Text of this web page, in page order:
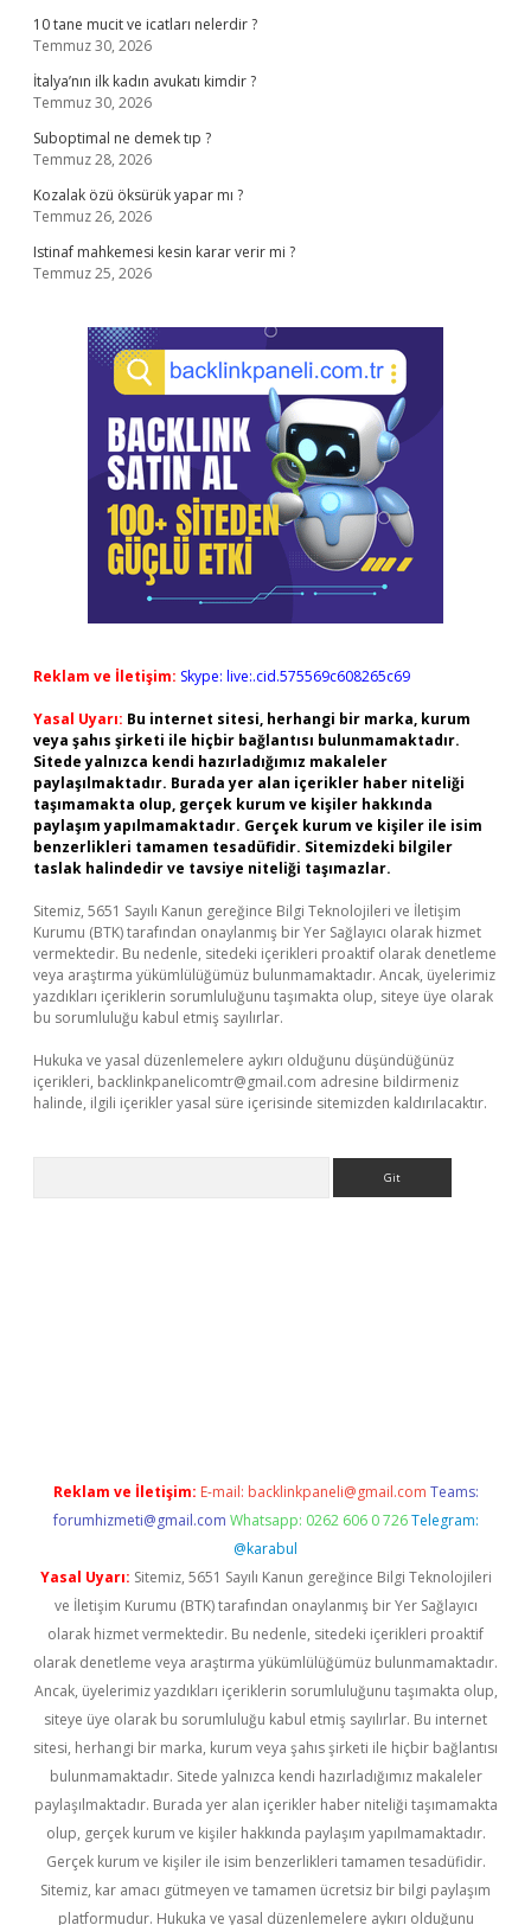
10 tane mucit ve icatları nelerdir ?
Temmuz 30, 2026
İtalya’nın ilk kadın avukatı kimdir ?
Temmuz 30, 2026
Suboptimal ne demek tıp ?
Temmuz 28, 2026
Kozalak özü öksürük yapar mı ?
Temmuz 26, 2026
Istinaf mahkemesi kesin karar verir mi ?
Temmuz 25, 2026
Reklam ve İletişim: Skype: live:.cid.575569c608265c69
Yasal Uyarı: Bu internet sitesi, herhangi bir marka, kurum
veya şahıs şirketi ile hiçbir bağlantısı bulunmamaktadır.
Sitede yalnızca kendi hazırladığımız makaleler
paylaşılmaktadır. Burada yer alan içerikler haber niteliği
taşımamakta olup, gerçek kurum ve kişiler hakkında
paylaşım yapılmamaktadır. Gerçek kurum ve kişiler ile isim
benzerlikleri tamamen tesadüfidir. Sitemizdeki bilgiler
taslak halindedir ve tavsiye niteliği taşımazlar.
Sitemiz, 5651 Sayılı Kanun gereğince Bilgi Teknolojileri ve İletişim
Kurumu (BTK) tarafından onaylanmış bir Yer Sağlayıcı olarak hizmet
vermektedir. Bu nedenle, sitedeki içerikleri proaktif olarak denetleme
veya araştırma yükümlülüğümüz bulunmamaktadır. Ancak, üyelerimiz
yazdıkları içeriklerin sorumluluğunu taşımakta olup, siteye üye olarak
bu sorumluluğu kabul etmiş sayılırlar.
Hukuka ve yasal düzenlemelere aykırı olduğunu düşündüğünüz
içerikleri, backlinkpanelicomtr@gmail.com adresine bildirmeniz
halinde, ilgili içerikler yasal süre içerisinde sitemizden kaldırılacaktır.
Reklam ve İletişim: E-mail: backlinkpaneli@gmail.com Teams:
forumhizmeti@gmail.com Whatsapp: 0262 606 0 726 Telegram:
@karabul
Yasal Uyarı: Sitemiz, 5651 Sayılı Kanun gereğince Bilgi Teknolojileri
ve İletişim Kurumu (BTK) tarafından onaylanmış bir Yer Sağlayıcı
olarak hizmet vermektedir. Bu nedenle, sitedeki içerikleri proaktif
olarak denetleme veya araştırma yükümlülüğümüz bulunmamaktadır.
Ancak, üyelerimiz yazdıkları içeriklerin sorumluluğunu taşımakta olup,
siteye üye olarak bu sorumluluğu kabul etmiş sayılırlar. Bu internet
sitesi, herhangi bir marka, kurum veya şahıs şirketi ile hiçbir bağlantısı
bulunmamaktadır. Sitede yalnızca kendi hazırladığımız makaleler
paylaşılmaktadır. Burada yer alan içerikler haber niteliği taşımamakta
olup, gerçek kurum ve kişiler hakkında paylaşım yapılmamaktadır.
Gerçek kurum ve kişiler ile isim benzerlikleri tamamen tesadüfidir.
Sitemiz, kar amacı gütmeyen ve tamamen ücretsiz bir bilgi paylaşım
platformudur. Hukuka ve yasal düzenlemelere aykırı olduğunu